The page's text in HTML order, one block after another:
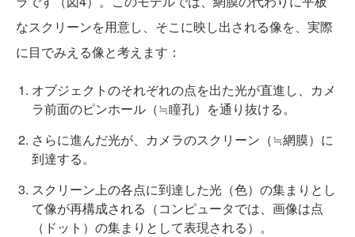
なスクリーンを用意し、そこに映し出される像を、実際
に目でみえる像と考えます：
オブジェクトのそれぞれの点を出た光が直進し、カメ
ラ前面のピンホール（≒瞳孔）を通り抜ける。
さらに進んだ光が、カメラのスクリーン（≒網膜）に
到達する。
スクリーン上の各点に到達した光（色）の集まりとし
て像が再構成される（コンピュータでは、画像は点
（ドット）の集まりとして表現される）。